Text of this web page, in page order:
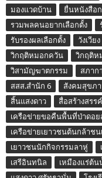
มองแวดบ้าน
ยื่นหนังสือ
รวมพลคนอยากเลือกตั้ง
รับรองผลเลือกตั้ง
วังเวียง
วิกฤติหมอกควัน
วิกฤติห
วิสามัญฆาตกรรม
สภาก
สสส.สำนัก 6
สังคมสุขภา
สิ้นแสงดาว
สื่อสร้างสรรค์
เครือข่ายขอคืนพื้นที่ป่าดอย
เครือข่ายเยาวชนต้นกล้าชน
เยาวชนนักกิจกรรมลาหู่
เสรีอินทนิล
เหมืองแร่ต้